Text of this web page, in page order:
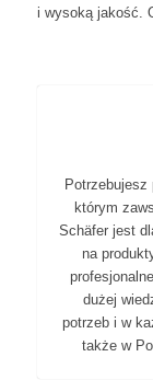
i wysoką jakość.
którym
Schäfer jest
na
dużej
potrzeb i w
także w